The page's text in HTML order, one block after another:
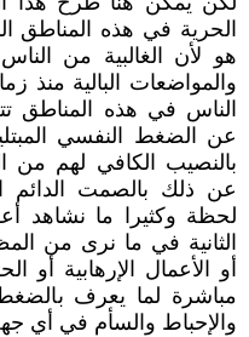
الحرية في هذه المناطق
هو لأن الغالبية من
والمواضعات البالية منذ
الناس في هذه المناطق
عن الضغط النفسي
بالنصيب الكافي لهم من
عن ذلك بالصمت الدائم
لحظة وكثيرا ما نشاهد
الثانية في ما نرى من
أو الأعمال الإرهابية أو
مباشرة لما يعرف
والإحباط والسأم في أي